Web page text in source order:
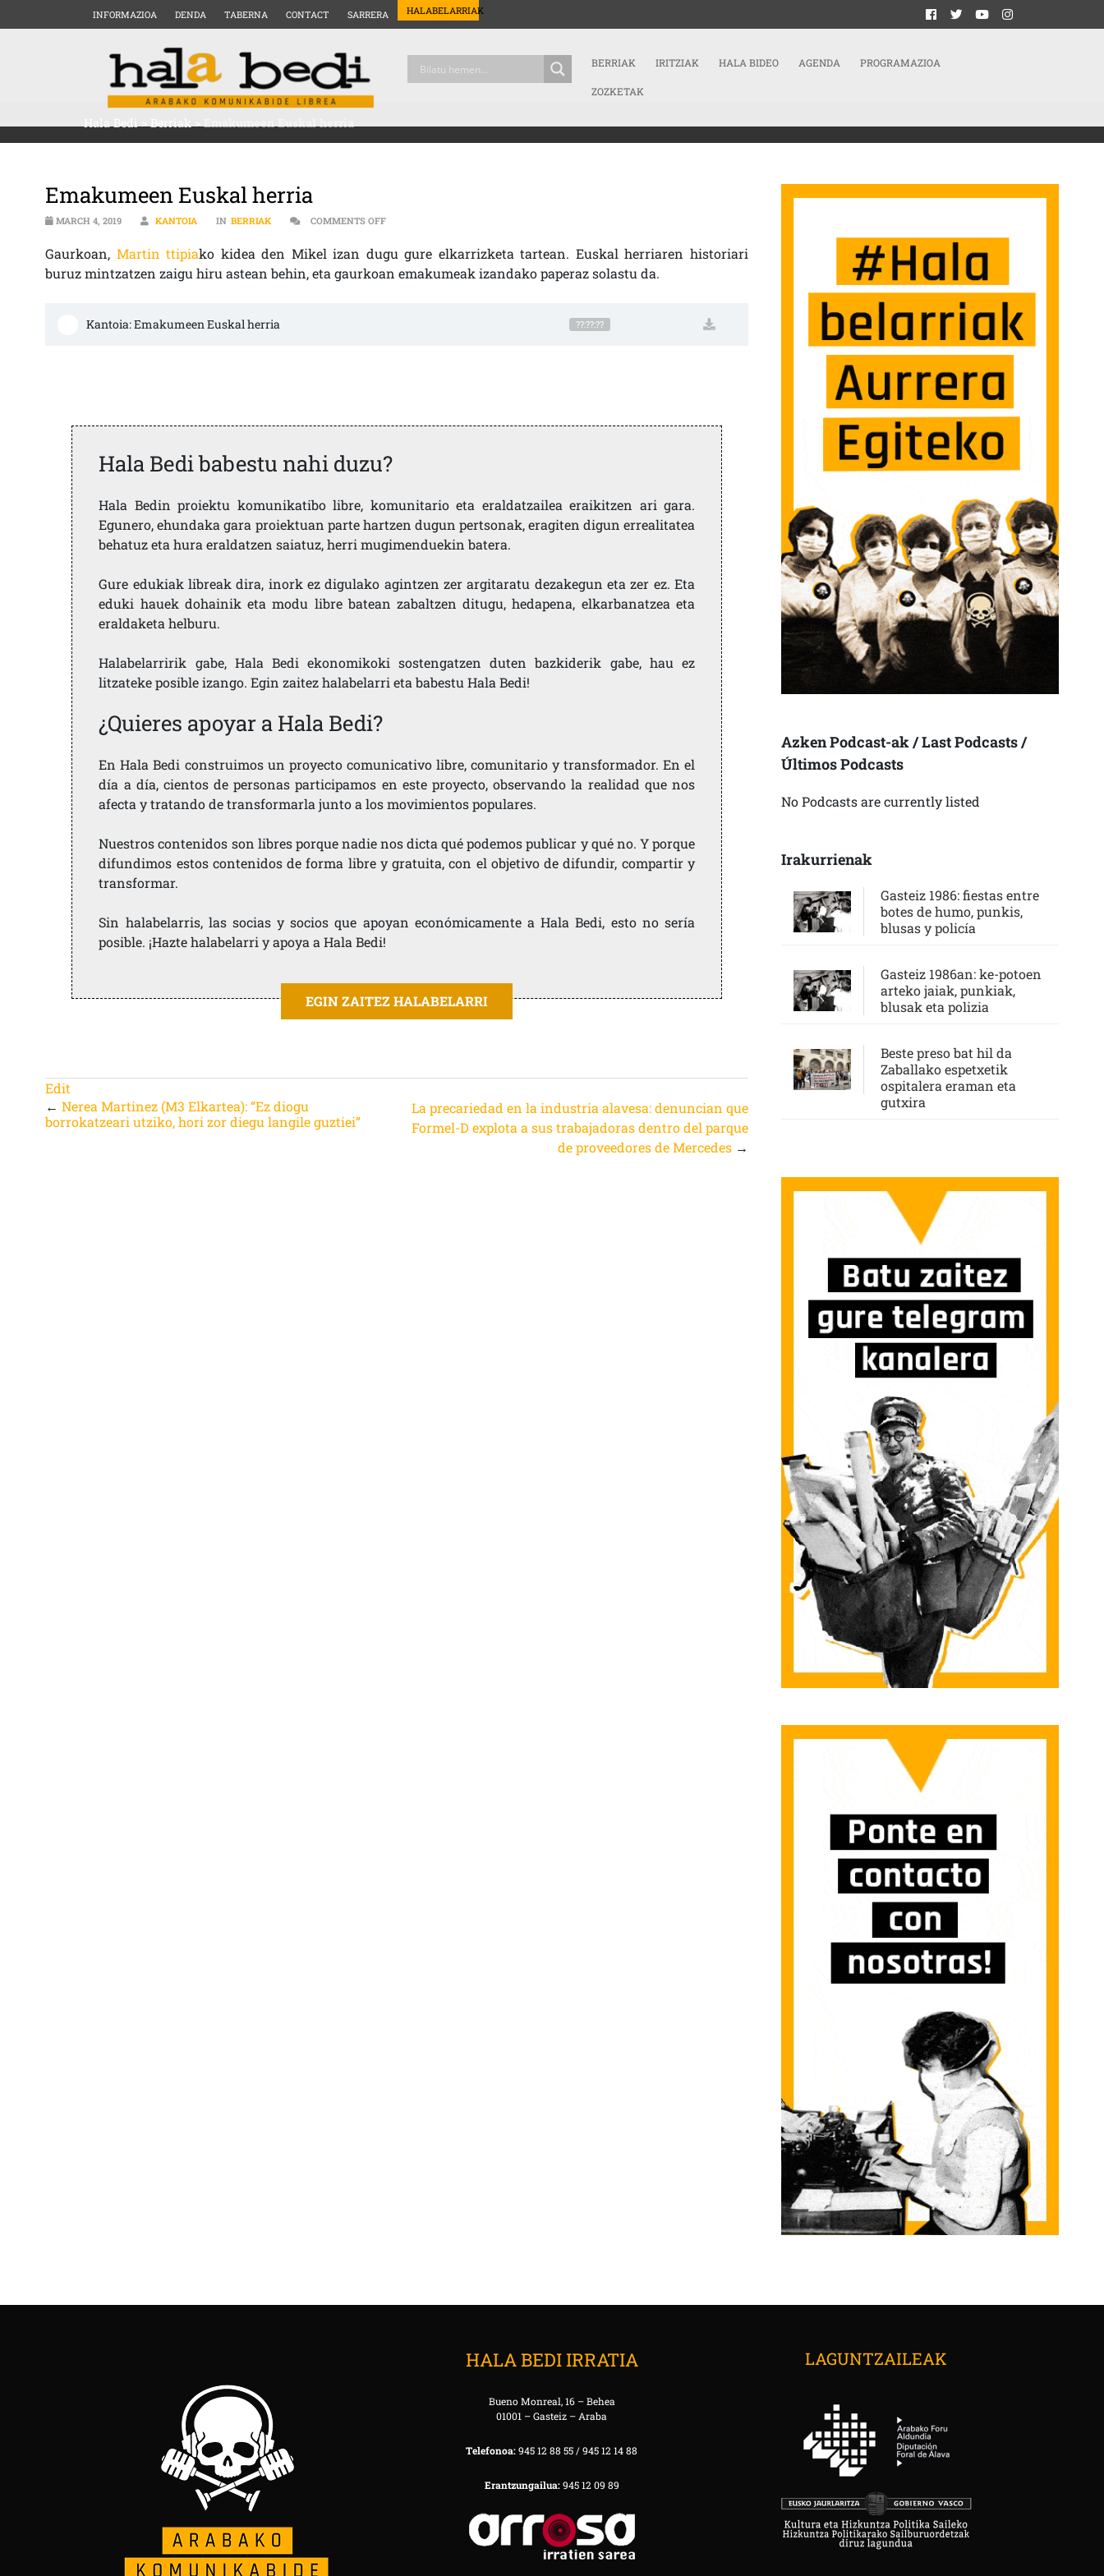
INFORMAZIOA DENDA TABERNA CONTACT SARRERA HALABELARRIAK
BERRIAK IRITZIAK HALA BIDEO AGENDA PROGRAMAZIOA
ZOZKETAK
Hala Bedi>Berriak>Emakumeen Euskal herria
Emakumeen Euskal herria
MARCH 4, 2019 KANTOIA IN BERRIAK COMMENTS OFFON EMAKUMEEN EUSKAL HERRIA
Gaurkoan, Martin ttipiako kidea den Mikel izan dugu gure elkarrizketa tartean. Euskal herriaren historiari
buruz mintzatzen zaigu hiru astean behin, eta gaurkoan emakumeak izandako paperaz solastu da.
Kantoia: Emakumeen Euskal herria ??:??:??
Hala Bedi babestu nahi duzu?
Hala Bedin proiektu komunikatibo libre, komunitario eta eraldatzailea eraikitzen ari gara.
Egunero, ehundaka gara proiektuan parte hartzen dugun pertsonak, eragiten digun errealitatea
behatuz eta hura eraldatzen saiatuz, herri mugimenduekin batera.
Gure edukiak libreak dira, inork ez digulako agintzen zer argitaratu dezakegun eta zer ez. Eta
eduki hauek dohainik eta modu libre batean zabaltzen ditugu, hedapena, elkarbanatzea eta
eraldaketa helburu.
Halabelarririk gabe, Hala Bedi ekonomikoki sostengatzen duten bazkiderik gabe, hau ez
litzateke posible izango. Egin zaitez halabelarri eta babestu Hala Bedi!
¿Quieres apoyar a Hala Bedi?
En Hala Bedi construimos un proyecto comunicativo libre, comunitario y transformador. En el
día a día, cientos de personas participamos en este proyecto, observando la realidad que nos
afecta y tratando de transformarla junto a los movimientos populares.
Nuestros contenidos son libres porque nadie nos dicta qué podemos publicar y qué no. Y porque
difundimos estos contenidos de forma libre y gratuita, con el objetivo de difundir, compartir y
transformar.
Sin halabelarris, las socias y socios que apoyan económicamente a Hala Bedi, esto no sería
posible. ¡Hazte halabelarri y apoya a Hala Bedi!
EGIN ZAITEZ HALABELARRI
Edit
←Nerea Martinez (M3 Elkartea): “Ez diogu
borrokatzeari utziko, hori zor diegu langile guztiei”
La precariedad en la industria alavesa: denuncian que
Formel-D explota a sus trabajadoras dentro del parque
de proveedores de Mercedes→
Azken Podcast-ak / Last Podcasts /
Últimos Podcasts
No Podcasts are currently listed
Irakurrienak
Gasteiz 1986: fiestas entre
botes de humo, punkis,
blusas y policía
Gasteiz 1986an: ke-potoen
arteko jaiak, punkiak,
blusak eta polizia
Beste preso bat hil da
Zaballako espetxetik
ospitalera eraman eta
gutxira
HALA BEDI IRRATIA
Bueno Monreal, 16 – Behea
01001 – Gasteiz – Araba
Telefonoa:945 12 88 55 / 945 12 14 88
Erantzungailua:945 12 09 89
LAGUNTZAILEAK